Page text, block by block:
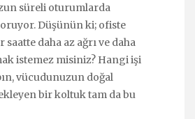
süreli oturumlarda
Düşünün ki; ofiste
daha az ağrı ve daha
istemez misiniz? Hangi işi
vücudunuzun doğal
bir koltuk tam da bu